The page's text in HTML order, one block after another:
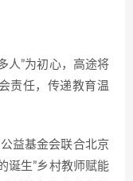
人”为初心，高途将
责任，传递教育温
益基金会联合北京
诞生”乡村教师赋能